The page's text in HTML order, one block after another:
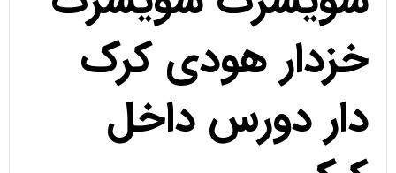
خزدار هودی کرک
دار دورس داخل